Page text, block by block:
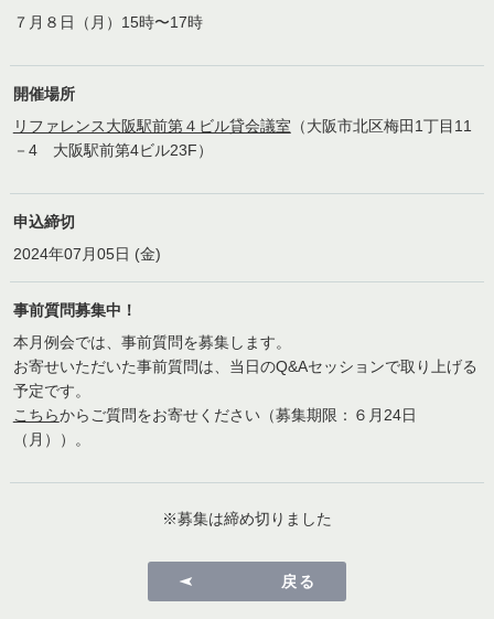
７月８日（月）15時〜17時
開催場所
リファレンス大阪駅前第４ビル貸会議室 （大阪市北区梅田1丁目11
－4 大阪駅前第4ビル23F）
申込締切
2024年07月05日 (金)
事前質問募集中！
本月例会では、事前質問を募集します。
お寄せいただいた事前質問は、当日のQ&Aセッションで取り上げる
予定です。
こちらからご質問をお寄せください（募集期限：６月24日
（月））。
※募集は締め切りました
戻る